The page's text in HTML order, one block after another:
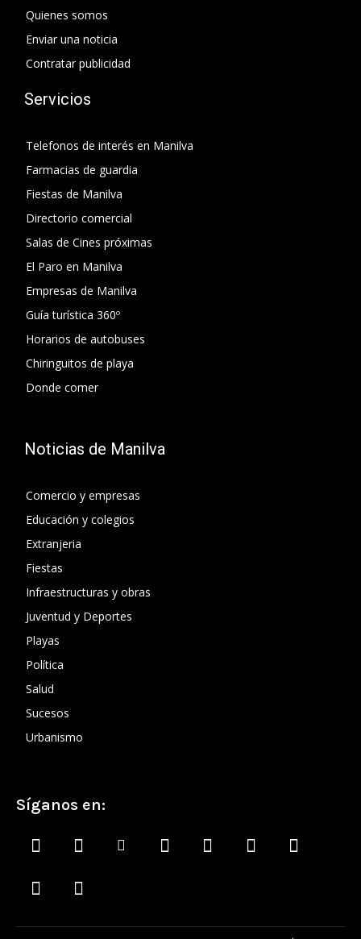
Quienes somos
Enviar una noticia
Contratar publicidad
Servicios
Telefonos de interés en Manilva
Farmacias de guardia
Fiestas de Manilva
Directorio comercial
Salas de Cines próximas
El Paro en Manilva
Empresas de Manilva
Guía turística 360º
Horarios de autobuses
Chiringuitos de playa
Donde comer
Noticias de Manilva
Comercio y empresas
Educación y colegios
Extranjeria
Fiestas
Infraestructuras y obras
Juventud y Deportes
Playas
Política
Salud
Sucesos
Urbanismo
Síganos en: